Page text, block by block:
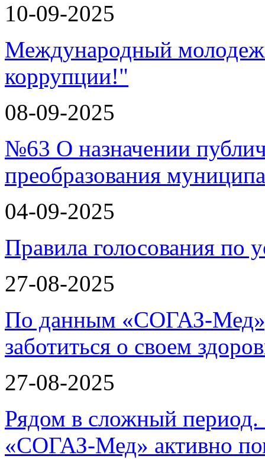
10-09-2025
Международный
коррупции!"
08-09-2025
№63 О назначении
преобразования
04-09-2025
Правила голосования по
27-08-2025
По данным «СОГАЗ-
заботиться о своем
27-08-2025
Рядом в сложный период.
«СОГАЗ-Мед» активно